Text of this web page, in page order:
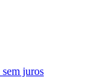
sem juros